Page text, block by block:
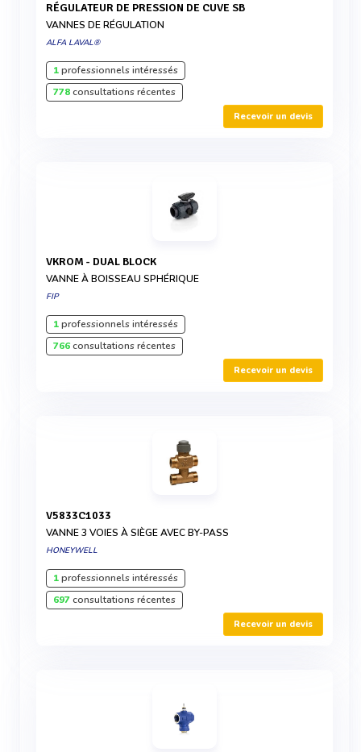
RÉGULATEUR DE PRESSION DE CUVE SB
VANNES DE RÉGULATION
ALFA LAVAL®
1professionnels intéressés
778consultations récentes
Recevoir un devis
VKROM - DUAL BLOCK
VANNE À BOISSEAU SPHÉRIQUE
FIP
1professionnels intéressés
766consultations récentes
Recevoir un devis
V5833C1033
VANNE 3 VOIES À SIÈGE AVEC BY-PASS
HONEYWELL
1professionnels intéressés
697consultations récentes
Recevoir un devis